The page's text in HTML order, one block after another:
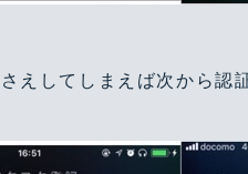
えしてしまえば次から認